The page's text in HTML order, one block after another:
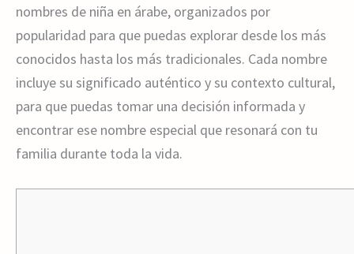
nombres de niña en árabe, organizados por
popularidad para que puedas explorar desde los más
conocidos hasta los más tradicionales. Cada nombre
incluye su significado auténtico y su contexto cultural,
para que puedas tomar una decisión informada y
encontrar ese nombre especial que resonará con tu
familia durante toda la vida.